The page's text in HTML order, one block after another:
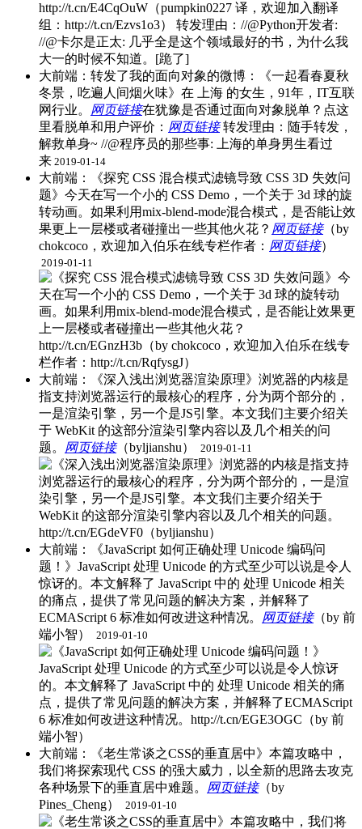
大前端：转发了我的面向对象的微博：《一起看春夏秋
冬景，吃遍人间烟火味》在 上海 的女生，91年，IT互联
网行业。 网页链接在犹豫是否通过面向对象脱单？点这
里看脱单和用户评价： 网页链接​转发理由：随手转发，
解救单身~ //@程序员的那些事: 上海的单身男生看过
来 2019-01-14
大前端：《探究 CSS 混合模式滤镜导致 CSS 3D 失效问
题》今天在写一个小的 CSS Demo，一个关于 3d 球的旋
转动画。如果利用mix-blend-mode混合模式，是否能让效
果更上一层楼或者碰撞出一些其他火花？ 网页链接（by
chokcoco，欢迎加入伯乐在线专栏作者： 网页链接） ​
2019-01-11
大前端：《深入浅出浏览器渲染原理》浏览器的内核是
指支持浏览器运行的最核心的程序，分为两个部分的，
一是渲染引擎，另一个是JS引擎。本文我们主要介绍关
于 WebKit 的这部分渲染引擎内容以及几个相关的问
题。 网页链接（byljianshu） ​ 2019-01-11
大前端：《JavaScript 如何正确处理 Unicode 编码问
题！》JavaScript 处理 Unicode 的方式至少可以说是令人
惊讶的。本文解释了 JavaScript 中的 处理 Unicode 相关
的痛点，提供了常见问题的解决方案，并解释了
ECMAScript 6 标准如何改进这种情况。 网页链接（by 前
端小智） ​
2019-01-10
大前端：《老生常谈之CSS的垂直居中》本篇攻略中，
我们将探索现代 CSS 的强大威力，以全新的思路去攻克
各种场景下的垂直居中难题。 网页链接（by
Pines_Cheng） ​
2019-01-10